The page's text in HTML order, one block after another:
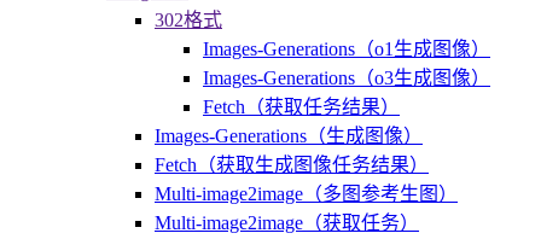
302格式
Images-Generations（o1生成图像）
Images-Generations（o3生成图像）
Fetch（获取任务结果）
Images-Generations（生成图像）
Fetch（获取生成图像任务结果）
Multi-image2image（多图参考生图）
Multi-image2image（获取任务）